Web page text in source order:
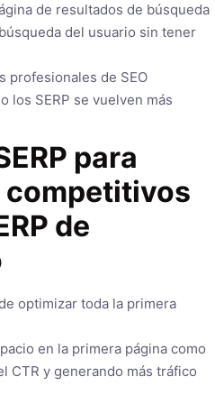
de resultados de búsqueda
del usuario sin tener
profesionales de SEO
los SERP se vuelven más
para
competitivos
de
optimizar toda la primera
en la primera página como
CTR y generando más tráfico